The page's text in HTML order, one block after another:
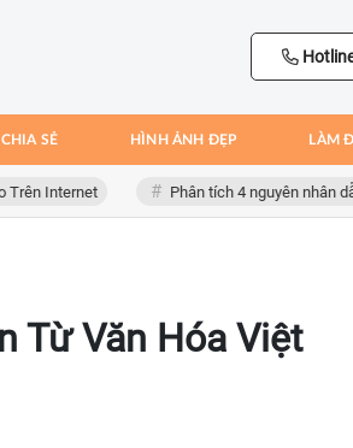
CHIA SẺ HÌNH ẢNH ĐẸP LÀM
Phân tích 4 nguyên nhân dẫn
Từ Văn Hóa Việt